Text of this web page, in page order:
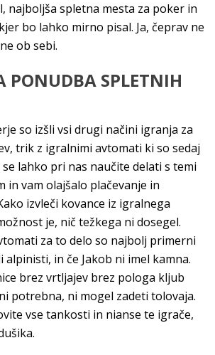
najboljša spletna mesta za poker in
bo lahko mirno pisal. Ja, čeprav ne
ob sebi.
PONUDBA SPLETNIH
so izšli vsi drugi načini igranja za
trik z igralnimi avtomati ki so sedaj
lahko pri nas naučite delati s temi
in vam olajšalo plačevanje in
izvleči kovance iz igralnega
je, nič težkega ni dosegel.
za to delo so najbolj primerni
in če Jakob ni imel kamna.
brez vrtljajev brez pologa kljub
potrebna, ni mogel zadeti tolovaja.
vse tankosti in nianse te igrače,